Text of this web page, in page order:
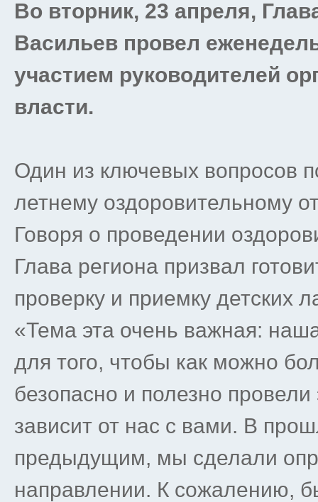
Во вторник, 23 апреля,
Васильев провел
участием руководителей
власти.
Один из ключевых вопросов
летнему оздоровительному
Говоря о проведении
Глава региона призвал
проверку и приемку детских
«Тема эта очень важная:
для того, чтобы как можно
безопасно и полезно провели
зависит от нас с вами. В
предыдущим, мы сделали
направлении. К сожалению,